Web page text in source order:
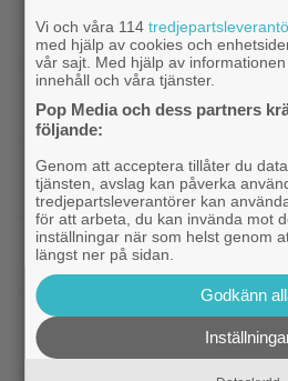
bästa filmer fyller 20 – gick
regissör
TV-spel |På tv ikväll: Edward
hyllade filmdebut i denna
Fantasy|Sista säsongen av
försenas – släpps 2027
Netflix|Nu på Netflix: Tidlös
1961 fick fullpott
Klassiker|”Hajen” i topp när
korar tidernas 100 bästa
Vi och våra 114
med hjälp av cookies och
vår sajt. Med hjälp av
innehåll och våra tjänster.
Pop Media och dess partners
följande:
Genom att acceptera tillåter du
tjänsten, avslag kan påverka
tredjepartsleverantörer kan
för att arbeta, du kan invända mot
inställningar när som helst genom
längst ner på sidan.
Godkänn